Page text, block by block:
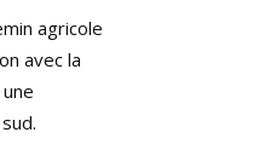
agricole
avec la